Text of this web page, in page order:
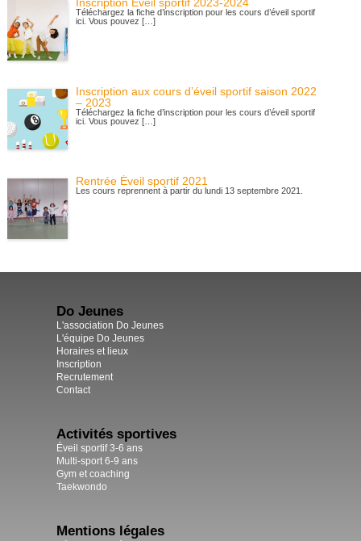
Téléchargez la fiche d’inscription pour les cours d’éveil sportif
ici. Vous pouvez […]
Inscription aux cours d’éveil sportif saison 2022
– 2023
Téléchargez la fiche d’inscription pour les cours d’éveil sportif
ici. Vous pouvez […]
Rentrée Éveil sportif 2021
Les cours reprennent à partir du lundi 13 septembre 2021.
Do Jeunes
L'association Do Jeunes
L'équipe Do Jeunes
Horaires et lieux
Inscription
Recrutement
Contact
Activités sportives
Éveil sportif 3-6 ans
Multi-sport 6-9 ans
Gym et coaching
Taekwondo
Mentions légales